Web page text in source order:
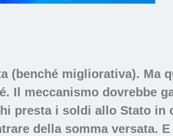
(benché migliorativa). Ma
Il meccanismo dovrebbe
presta i soldi allo Stato in
della somma versata.